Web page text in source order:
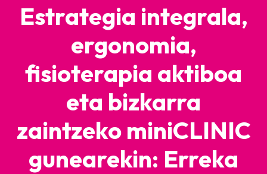
Estrategia integrala,
ergonomia,
fisioterapia aktiboa
eta bizkarra
zaintzeko miniCLINIC
gunearekin: Erreka